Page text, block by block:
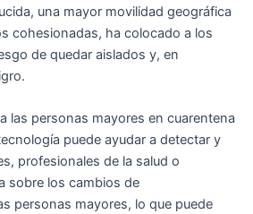
una mayor movilidad geográfica
cohesionadas, ha colocado a los
de quedar aislados y, en
las personas mayores en cuarentena
puede ayudar a detectar y
profesionales de la salud o
sobre los cambios de
personas mayores, lo que puede